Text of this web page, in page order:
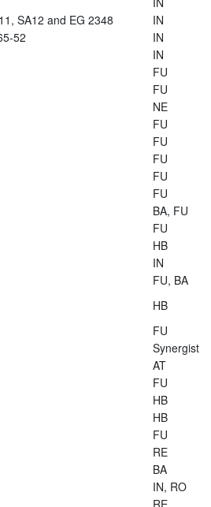
SA12 and EG 2348
IN
52
IN
IN
FU
FU
NE
FU
FU
FU
FU
FU
BA, FU
FU
HB
IN
FU, BA
HB
FU
Synergist
AT
FU
HB
HB
FU
RE
BA
IN, RO
RE